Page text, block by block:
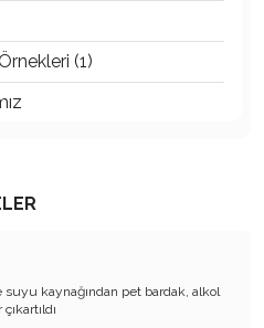
(1)
İyi Bildiği İşi Yapsa
suyu kaynağından pet bardak, alkol